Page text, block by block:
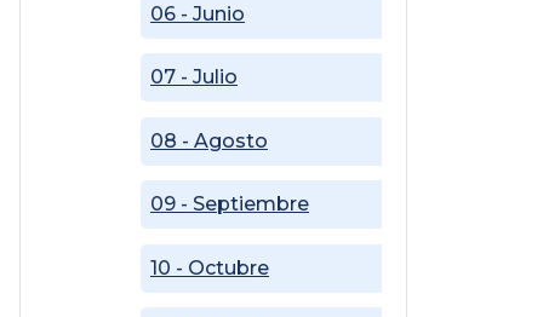
06 - Junio
07 - Julio
08 - Agosto
09 - Septiembre
10 - Octubre